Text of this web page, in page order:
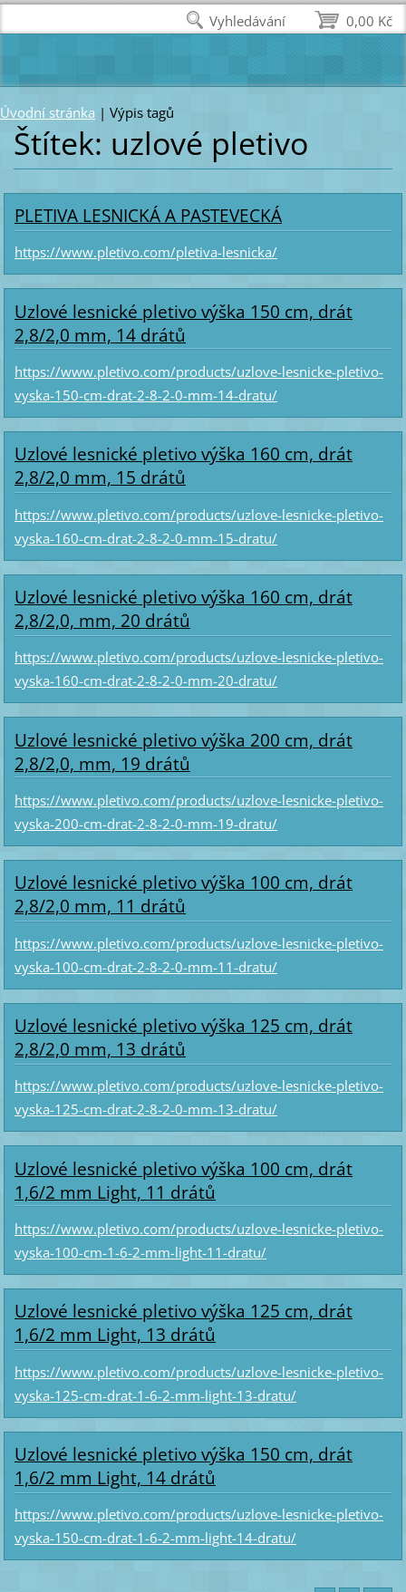
Úvodní stránka | Výpis tagů
Štítek: uzlové pletivo
PLETIVA LESNICKÁ A PASTEVECKÁ
https://www.pletivo.com/pletiva-lesnicka/
Uzlové lesnické pletivo výška 150 cm, drát
2,8/2,0 mm, 14 drátů
https://www.pletivo.com/products/uzlove-lesnicke-pletivo-
vyska-150-cm-drat-2-8-2-0-mm-14-dratu/
Uzlové lesnické pletivo výška 160 cm, drát
2,8/2,0 mm, 15 drátů
https://www.pletivo.com/products/uzlove-lesnicke-pletivo-
vyska-160-cm-drat-2-8-2-0-mm-15-dratu/
Uzlové lesnické pletivo výška 160 cm, drát
2,8/2,0, mm, 20 drátů
https://www.pletivo.com/products/uzlove-lesnicke-pletivo-
vyska-160-cm-drat-2-8-2-0-mm-20-dratu/
Uzlové lesnické pletivo výška 200 cm, drát
2,8/2,0, mm, 19 drátů
https://www.pletivo.com/products/uzlove-lesnicke-pletivo-
vyska-200-cm-drat-2-8-2-0-mm-19-dratu/
Uzlové lesnické pletivo výška 100 cm, drát
2,8/2,0 mm, 11 drátů
https://www.pletivo.com/products/uzlove-lesnicke-pletivo-
vyska-100-cm-drat-2-8-2-0-mm-11-dratu/
Uzlové lesnické pletivo výška 125 cm, drát
2,8/2,0 mm, 13 drátů
https://www.pletivo.com/products/uzlove-lesnicke-pletivo-
vyska-125-cm-drat-2-8-2-0-mm-13-dratu/
Uzlové lesnické pletivo výška 100 cm, drát
1,6/2 mm Light, 11 drátů
https://www.pletivo.com/products/uzlove-lesnicke-pletivo-
vyska-100-cm-1-6-2-mm-light-11-dratu/
Uzlové lesnické pletivo výška 125 cm, drát
1,6/2 mm Light, 13 drátů
https://www.pletivo.com/products/uzlove-lesnicke-pletivo-
vyska-125-cm-drat-1-6-2-mm-light-13-dratu/
Uzlové lesnické pletivo výška 150 cm, drát
1,6/2 mm Light, 14 drátů
https://www.pletivo.com/products/uzlove-lesnicke-pletivo-
vyska-150-cm-drat-1-6-2-mm-light-14-dratu/
0,00 Kč
Vyhledávání